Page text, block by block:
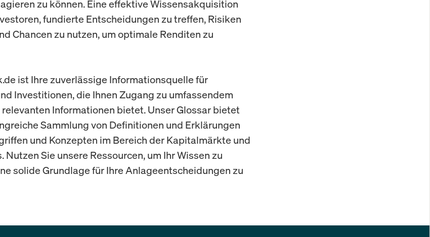
zu können. Eine effektive Wissensakquisition
fundierte Entscheidungen zu treffen, Risiken
Chancen zu nutzen, um optimale Renditen zu
ist Ihre zuverlässige Informationsquelle für
Investitionen, die Ihnen Zugang zu umfassendem
Informationen bietet. Unser Glossar bietet
Sammlung von Definitionen und Erklärungen
und Konzepten im Bereich der Kapitalmärkte und
Nutzen Sie unsere Ressourcen, um Ihr Wissen zu
solide Grundlage für Ihre Anlageentscheidungen zu